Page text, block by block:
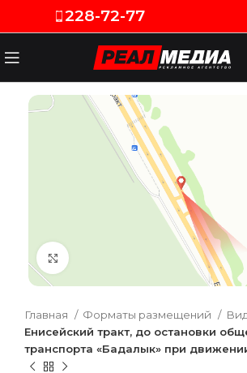
228-72-77
Главная Форматы размещений
Енисейский тракт, до остановки
транспорта «Бадалык» при